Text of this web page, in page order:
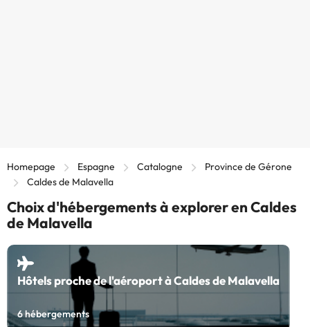
Homepage Espagne Catalogne
Province de Gérone
Caldes de Malavella
Choix d'hébergements à explorer en Caldes
de Malavella
Hôtels proche de l'aéroport à Caldes de Malavella
6hébergements